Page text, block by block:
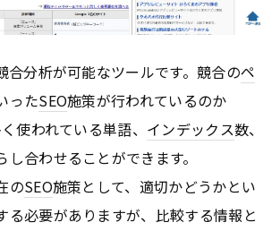
合分析が可能なツールです。競合のペ
ったSEO施策が行われているのか
使われている単語、 インデックス数、
し合わせることができます。
のSEO施策として、適切かどうかとい
る必要がありますが、比較する情報と